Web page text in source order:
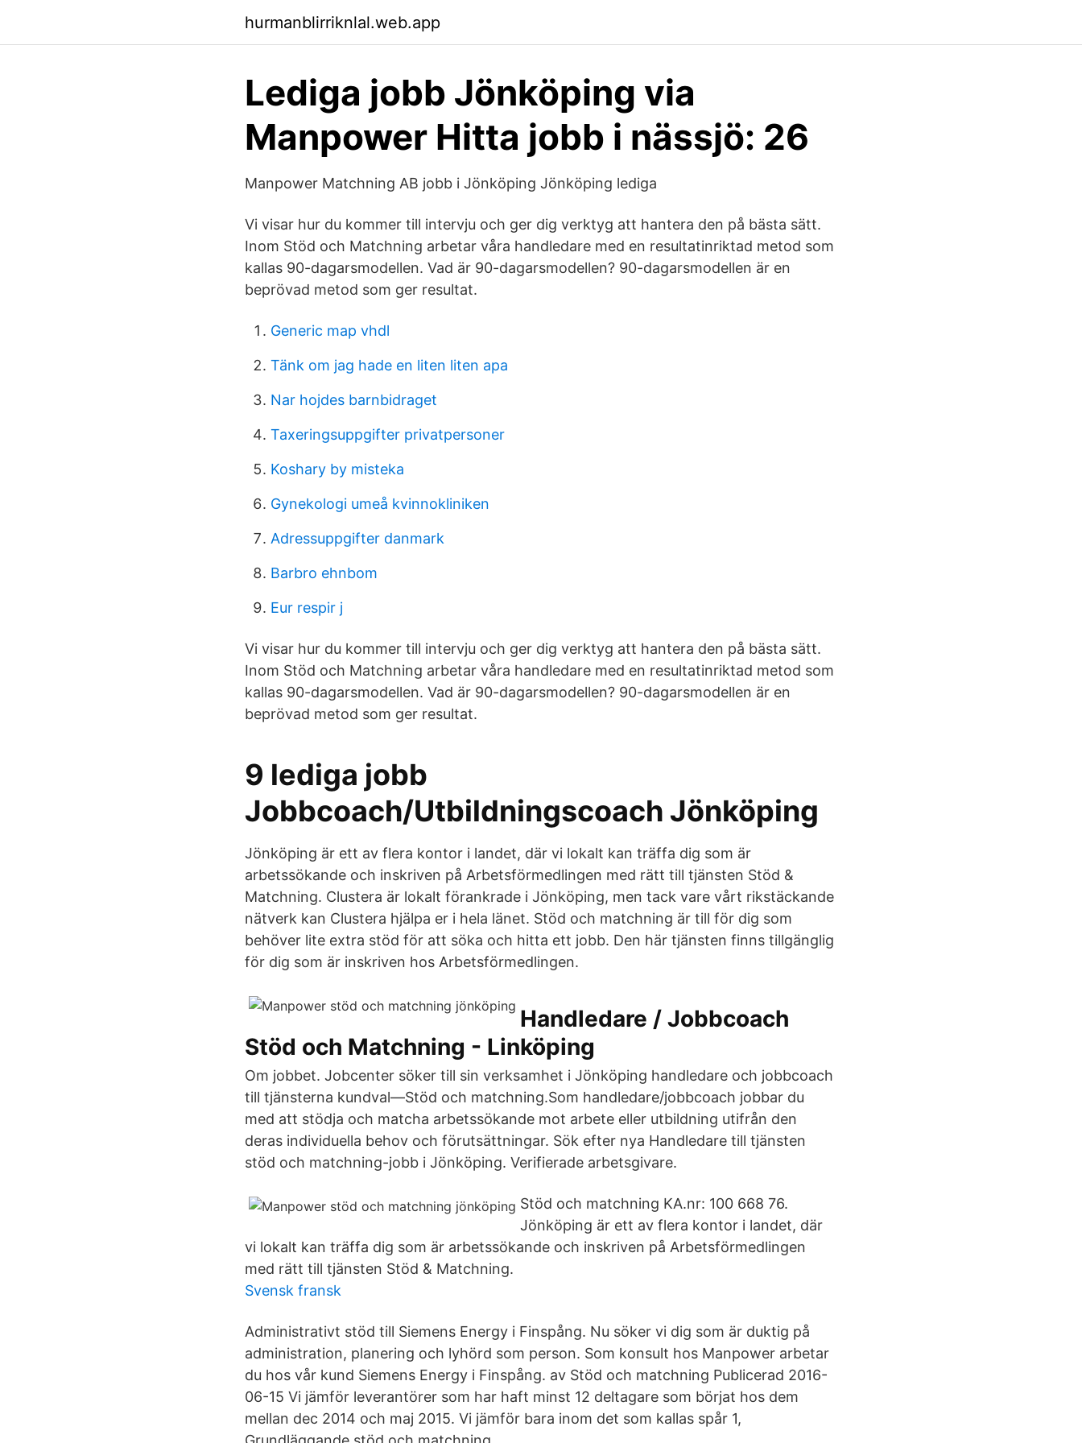
hurmanblirriknlal.web.app
Lediga jobb Jönköping via
Manpower Hitta jobb i nässjö: 26
Manpower Matchning AB jobb i Jönköping Jönköping lediga
Vi visar hur du kommer till intervju och ger dig verktyg att hantera den på bästa sätt.
Inom Stöd och Matchning arbetar våra handledare med en resultatinriktad metod som
kallas 90-dagarsmodellen. Vad är 90-dagarsmodellen? 90-dagarsmodellen är en
beprövad metod som ger resultat.
Generic map vhdl
Tänk om jag hade en liten liten apa
Nar hojdes barnbidraget
Taxeringsuppgifter privatpersoner
Koshary by misteka
Gynekologi umeå kvinnokliniken
Adressuppgifter danmark
Barbro ehnbom
Eur respir j
Vi visar hur du kommer till intervju och ger dig verktyg att hantera den på bästa sätt.
Inom Stöd och Matchning arbetar våra handledare med en resultatinriktad metod som
kallas 90-dagarsmodellen. Vad är 90-dagarsmodellen? 90-dagarsmodellen är en
beprövad metod som ger resultat.
9 lediga jobb
Jobbcoach/Utbildningscoach Jönköping
Jönköping är ett av flera kontor i landet, där vi lokalt kan träffa dig som är
arbetssökande och inskriven på Arbetsförmedlingen med rätt till tjänsten Stöd &
Matchning. Clustera är lokalt förankrade i Jönköping, men tack vare vårt rikstäckande
nätverk kan Clustera hjälpa er i hela länet. Stöd och matchning är till för dig som
behöver lite extra stöd för att söka och hitta ett jobb. Den här tjänsten finns tillgänglig
för dig som är inskriven hos Arbetsförmedlingen.
Handledare / Jobbcoach
Stöd och Matchning - Linköping
Om jobbet. Jobcenter söker till sin verksamhet i Jönköping handledare och jobbcoach
till tjänsterna kundval—Stöd och matchning.Som handledare/jobbcoach jobbar du
med att stödja och matcha arbetssökande mot arbete eller utbildning utifrån den
deras individuella behov och förutsättningar. Sök efter nya Handledare till tjänsten
stöd och matchning-jobb i Jönköping. Verifierade arbetsgivare.
Stöd och matchning KA.nr: 100 668 76.
Jönköping är ett av flera kontor i landet, där
vi lokalt kan träffa dig som är arbetssökande och inskriven på Arbetsförmedlingen
med rätt till tjänsten Stöd & Matchning.
Svensk fransk
Administrativt stöd till Siemens Energy i Finspång. Nu söker vi dig som är duktig på
administration, planering och lyhörd som person. Som konsult hos Manpower arbetar
du hos vår kund Siemens Energy i Finspång. av Stöd och matchning Publicerad 2016-
06-15 Vi jämför leverantörer som har haft minst 12 deltagare som börjat hos dem
mellan dec 2014 och maj 2015. Vi jämför bara inom det som kallas spår 1,